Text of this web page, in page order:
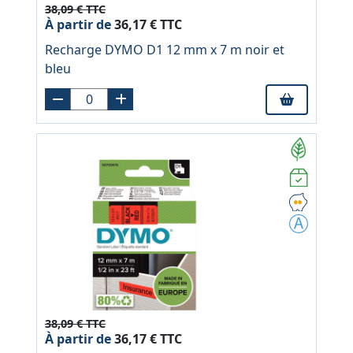
38,09 € TTC
À partir de36,17 € TTC
Recharge DYMO D1 12 mm x 7 m noir et
bleu
38,09 € TTC
À partir de36,17 € TTC